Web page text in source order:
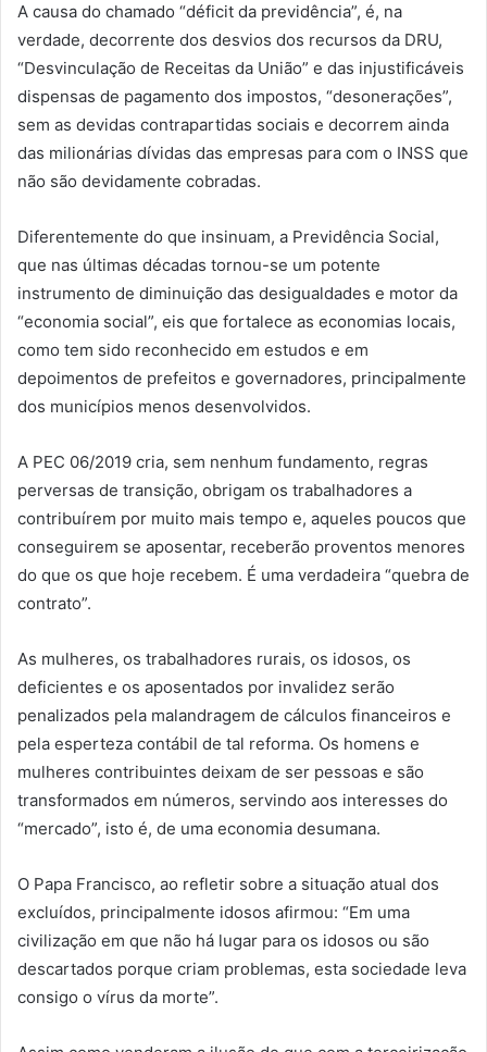
A causa do chamado “déficit da previdência”, é, na
verdade, decorrente dos desvios dos recursos da DRU,
“Desvinculação de Receitas da União” e das injustificáveis
dispensas de pagamento dos impostos, “desonerações”,
sem as devidas contrapartidas sociais e decorrem ainda
das milionárias dívidas das empresas para com o INSS que
não são devidamente cobradas.
Diferentemente do que insinuam, a Previdência Social,
que nas últimas décadas tornou-se um potente
instrumento de diminuição das desigualdades e motor da
“economia social”, eis que fortalece as economias locais,
como tem sido reconhecido em estudos e em
depoimentos de prefeitos e governadores, principalmente
dos municípios menos desenvolvidos.
A PEC 06/2019 cria, sem nenhum fundamento, regras
perversas de transição, obrigam os trabalhadores a
contribuírem por muito mais tempo e, aqueles poucos que
conseguirem se aposentar, receberão proventos menores
do que os que hoje recebem. É uma verdadeira “quebra de
contrato”.
As mulheres, os trabalhadores rurais, os idosos, os
deficientes e os aposentados por invalidez serão
penalizados pela malandragem de cálculos financeiros e
pela esperteza contábil de tal reforma. Os homens e
mulheres contribuintes deixam de ser pessoas e são
transformados em números, servindo aos interesses do
“mercado”, isto é, de uma economia desumana.
O Papa Francisco, ao refletir sobre a situação atual dos
excluídos, principalmente idosos afirmou: “Em uma
civilização em que não há lugar para os idosos ou são
descartados porque criam problemas, esta sociedade leva
consigo o vírus da morte”.